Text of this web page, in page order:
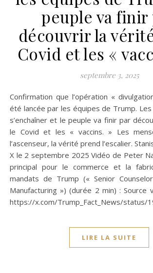
peuple va finir
découvrir la
Covid et les «
septembre 3, 2025
Confirmation que l’opération « divulgation Covid » a bien
été lancée par les équipes de Trump.
s’enchaîner et le peuple va finir par
le Covid et les « vaccins. » Les
l’ascenseur, la vérité prend l’escalier.
X le 2 septembre 2025 Vidéo de Peter
principal pour le commerce et la
mandats de Trump (« Senior
Manufacturing ») (durée 2 min) : Source
https://x.com/Trump_Fact_News/status/
LIRE LA SUITE